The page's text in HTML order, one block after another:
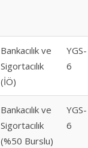
Bankacılık ve
Sigortacılık
(İÖ)
YGS-
6
Bankacılık ve
Sigortacılık
(%50 Burslu)
YGS-
6